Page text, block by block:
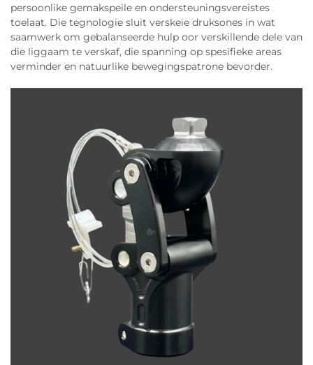
persoonlike gemakspeile en ondersteuningsvereistes
toelaat. Die tegnologie sluit verskeie druksones in wat
saamwerk om gebalanseerde hulp oor verskillende dele van
die liggaam te verskaf, die spanning op spesifieke areas
verminder en natuurlike bewegingspatrone bevorder.